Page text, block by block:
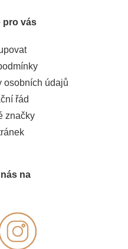
pro vás
osobních údajů
řád
značky
na